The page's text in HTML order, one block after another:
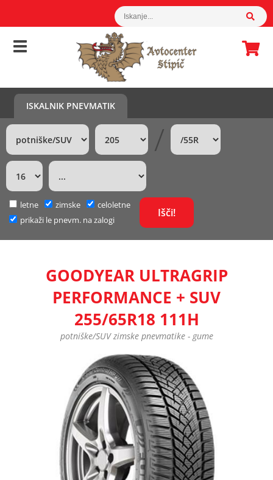
ISKALNIK PNEVMATIK
/
letne zimske
celoletne
prikaži le pnevm. na zalogi
GOODYEAR ULTRAGRIP
PERFORMANCE + SUV
255/65R18 111H
potniške/SUV zimske pnevmatike - gume